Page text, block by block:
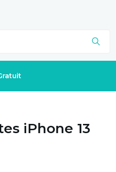
iPhone 13